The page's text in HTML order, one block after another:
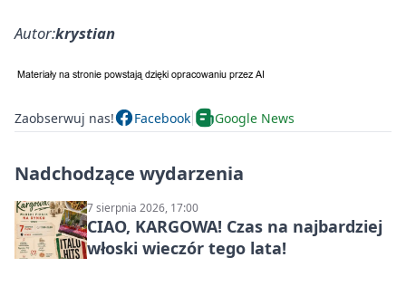
Autor:krystian
Zaobserwuj nas! Facebook Google News
Nadchodzące wydarzenia
7 sierpnia 2026, 17:00
CIAO, KARGOWA! Czas na najbardziej
włoski wieczór tego lata!